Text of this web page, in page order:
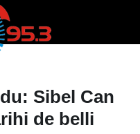
Sibel Can
de belli
evleniyor, yeri de